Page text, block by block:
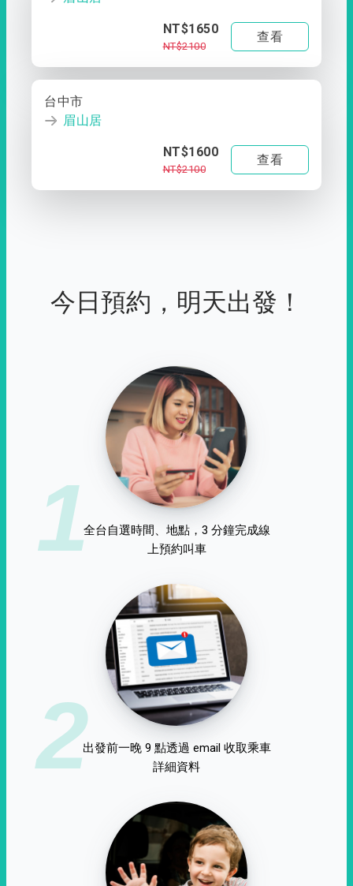
NT$1650
NT$2100
查看
台中市
眉山居
NT$1600
NT$2100
查看
今日預約，明天出發！
1全台自選時間、地點，3 分鐘完成線
上預約叫車
2出發前一晚 9 點透過 email 收取乘車
詳細資料